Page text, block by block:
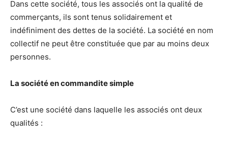
Dans cette société, tous les associés ont la qualité de
commerçants, ils sont tenus solidairement et
indéfiniment des dettes de la société. La société en nom
collectif ne peut être constituée que par au moins deux
personnes.
La société en commandite simple
C’est une société dans laquelle les associés ont deux
qualités :